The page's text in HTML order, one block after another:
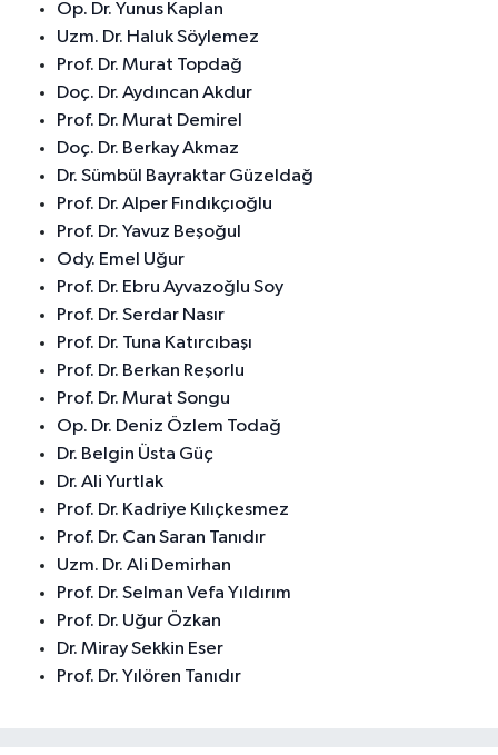
Op. Dr. Yunus Kaplan
Uzm. Dr. Haluk Söylemez
Prof. Dr. Murat Topdağ
Doç. Dr. Aydıncan Akdur
Prof. Dr. Murat Demirel
Doç. Dr. Berkay Akmaz
Dr. Sümbül Bayraktar Güzeldağ
Prof. Dr. Alper Fındıkçıoğlu
Prof. Dr. Yavuz Beşoğul
Ody. Emel Uğur
Prof. Dr. Ebru Ayvazoğlu Soy
Prof. Dr. Serdar Nasır
Prof. Dr. Tuna Katırcıbaşı
Prof. Dr. Berkan Reşorlu
Prof. Dr. Murat Songu
Op. Dr. Deniz Özlem Todağ
Dr. Belgin Üsta Güç
Dr. Ali Yurtlak
Prof. Dr. Kadriye Kılıçkesmez
Prof. Dr. Can Saran Tanıdır
Uzm. Dr. Ali Demirhan
Prof. Dr. Selman Vefa Yıldırım
Prof. Dr. Uğur Özkan
Dr. Miray Sekkin Eser
Prof. Dr. Yılören Tanıdır